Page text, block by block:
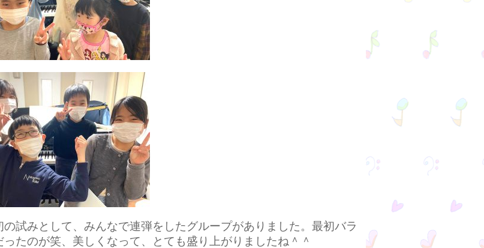
の試みとして、みんなで連弾をしたグループがありました。最初バラ
ったのが笑、美しくなって、とても盛り上がりましたね＾＾